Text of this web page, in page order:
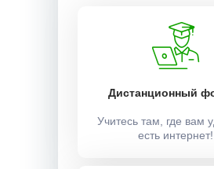
Дистанционный
Учитесь там, где вам
есть интернет!